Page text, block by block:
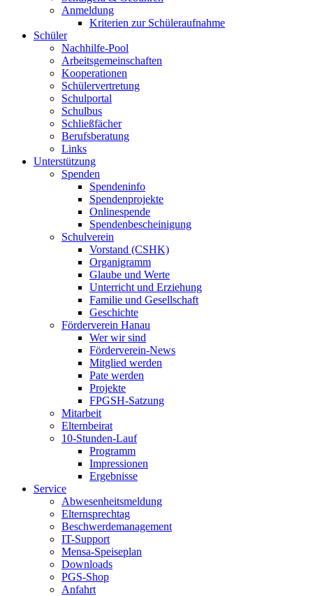
Anmeldung
Kriterien zur Schüleraufnahme
Schüler
Nachhilfe-Pool
Arbeitsgemeinschaften
Kooperationen
Schülervertretung
Schulportal
Schulbus
Schließfächer
Berufsberatung
Links
Unterstützung
Spenden
Spendeninfo
Spendenprojekte
Onlinespende
Spendenbescheinigung
Schulverein
Vorstand (CSHK)
Organigramm
Glaube und Werte
Unterricht und Erziehung
Familie und Gesellschaft
Geschichte
Förderverein Hanau
Wer wir sind
Förderverein-News
Mitglied werden
Pate werden
Projekte
FPGSH-Satzung
Mitarbeit
Elternbeirat
10-Stunden-Lauf
Programm
Impressionen
Ergebnisse
Service
Abwesenheitsmeldung
Elternsprechtag
Beschwerdemanagement
IT-Support
Mensa-Speiseplan
Downloads
PGS-Shop
Anfahrt